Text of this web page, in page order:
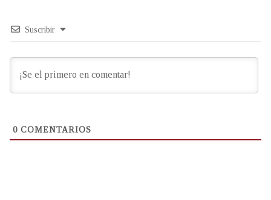
Suscribir
0 COMENTARIOS